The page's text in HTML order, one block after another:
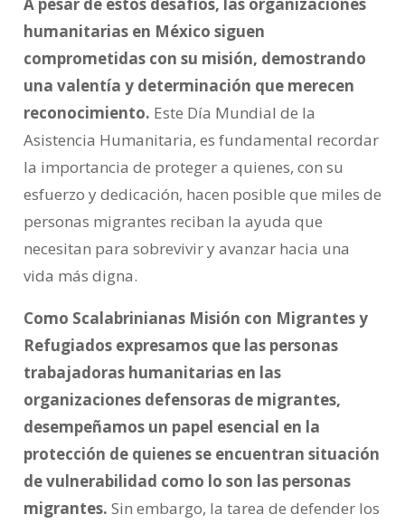
A pesar de estos desafíos, las organizaciones
humanitarias en México siguen
comprometidas con su misión, demostrando
una valentía y determinación que merecen
reconocimiento. Este Día Mundial de la
Asistencia Humanitaria, es fundamental recordar
la importancia de proteger a quienes, con su
esfuerzo y dedicación, hacen posible que miles de
personas migrantes reciban la ayuda que
necesitan para sobrevivir y avanzar hacia una
vida más digna.
Como Scalabrinianas Misión con Migrantes y
Refugiados expresamos que las personas
trabajadoras humanitarias en las
organizaciones defensoras de migrantes,
desempeñamos un papel esencial en la
protección de quienes se encuentran situación
de vulnerabilidad como lo son las personas
migrantes. Sin embargo, la tarea de defender los